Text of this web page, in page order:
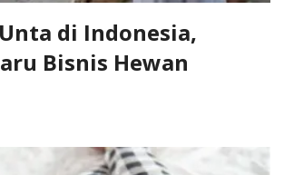
di Indonesia,
Bisnis Hewan